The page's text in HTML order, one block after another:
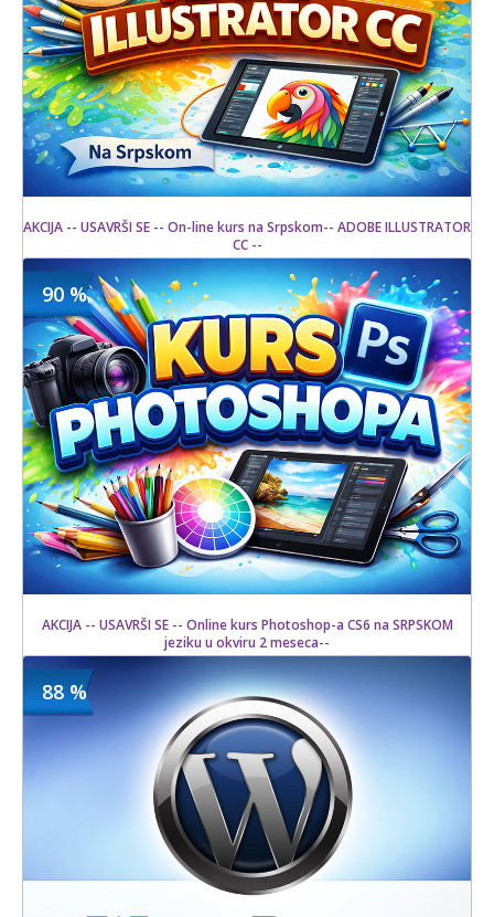
AKCIJA -- USAVRŠI SE -- On-line kurs na Srpskom-- ADOBE ILLUSTRATOR
CC --
Kupljeno
25 kom.
1500 din
15000 din
90 %
AKCIJA -- USAVRŠI SE -- Online kurs Photoshop-a CS6 na SRPSKOM
jeziku u okviru 2 meseca--
Kupljeno
9 kom.
1500 din
15000 din
88 %